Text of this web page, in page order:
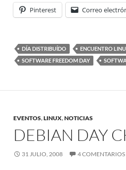
Pinterest Correo
DÍA DISTRIBUÍDO ENCUENTRO
SOFTWARE FREEDOM DAY
EVENTOS,LINUX,NOTICIAS
DEBIAN DAY
31 JULIO, 2008 4 COMENTARIOS